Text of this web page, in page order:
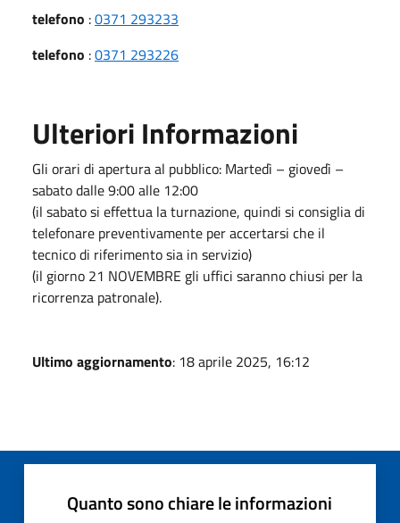
telefono :0371 293233
telefono :0371 293226
Ulteriori Informazioni
Gli orari di apertura al pubblico: Martedì – giovedì –
sabato dalle 9:00 alle 12:00
(il sabato si effettua la turnazione, quindi si consiglia di
telefonare preventivamente per accertarsi che il
tecnico di riferimento sia in servizio)
(il giorno 21 NOVEMBRE gli uffici saranno chiusi per la
ricorrenza patronale).
Ultimo aggiornamento: 18 aprile 2025, 16:12
Quanto sono chiare le informazioni